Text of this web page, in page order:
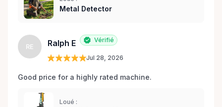
Metal Detector
RE Ralph E Vérifié
Jul 28, 2026
Good price for a highly rated machine.
Loué :